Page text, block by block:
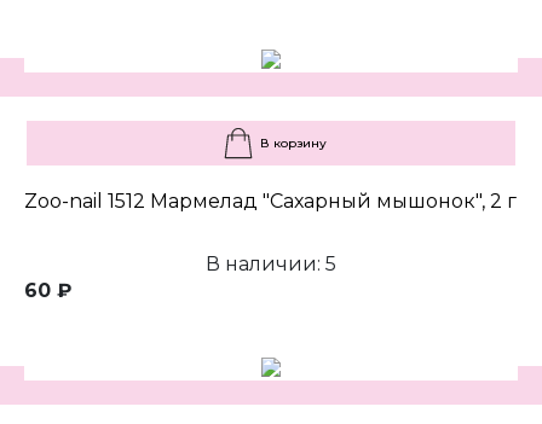
В корзину
Zoo-nail 1512 Мармелад "Сахарный мышонок", 2 г
В наличии: 5
60 ₽